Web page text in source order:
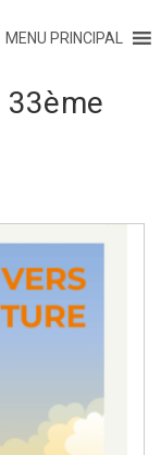
MENU PRINCIPAL
33ème